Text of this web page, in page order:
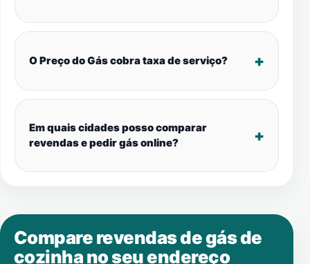
O Preço do Gás cobra taxa de serviço?
Em quais cidades posso comparar
revendas e pedir gás online?
Compare revendas de gás de
cozinha no seu endereço